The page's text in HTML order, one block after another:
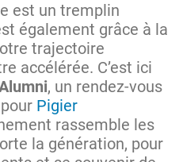
est un tremplin
également grâce à la
trajectoire
accélérée. C’est ici
, un rendez-vous
Pigier
rassemble les
la génération, pour